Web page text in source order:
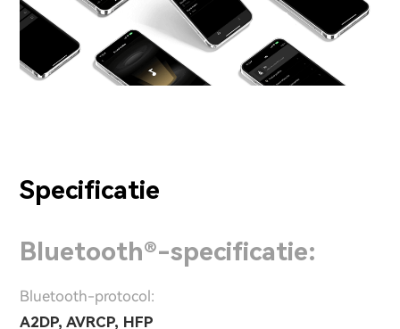
Specificatie
Bluetooth®-specificatie:
Bluetooth-protocol:
A2DP, AVRCP, HFP